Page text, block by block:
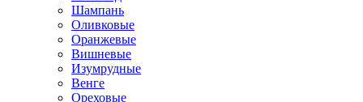
Шампань
Оливковые
Оранжевые
Вишневые
Изумрудные
Венге
Ореховые